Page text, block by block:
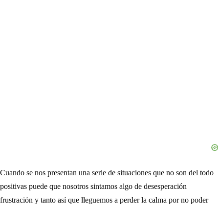
Cuando se nos presentan una serie de situaciones que no son del todo
positivas puede que nosotros sintamos algo de desesperación
frustración y tanto así que lleguemos a perder la calma por no poder